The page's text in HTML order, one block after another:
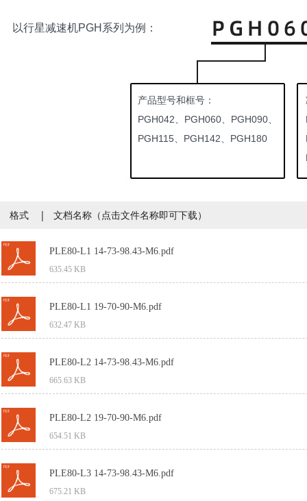
PLE80-L1 14-73-98.43-M6.pdf
635.45 KB
PLE80-L1 19-70-90-M6.pdf
632.47 KB
PLE80-L2 14-73-98.43-M6.pdf
665.63 KB
PLE80-L2 19-70-90-M6.pdf
654.51 KB
PLE80-L3 14-73-98.43-M6.pdf
675.21 KB
格式 | 文档名称（点击文件名称即可下载）
产品型号和框号：
PGH042、PGH060、PGH090、
PGH115、PGH142、PGH180
以行星减速机PGH系列为例：